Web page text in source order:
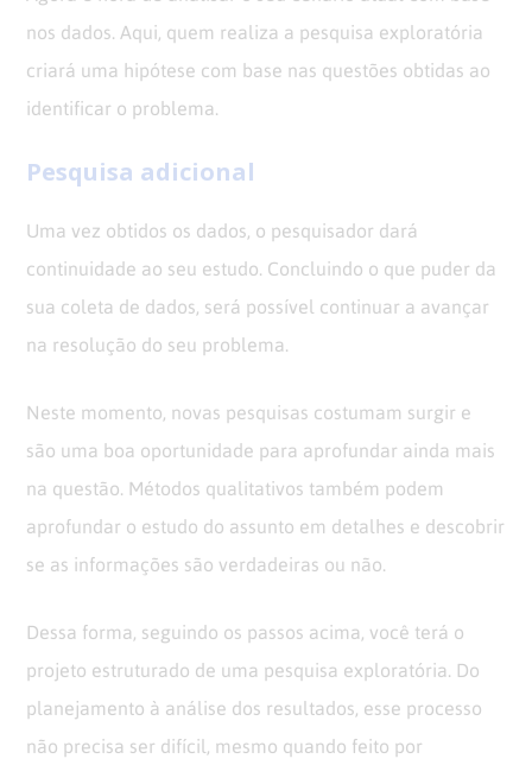
nos dados. Aqui, quem realiza a pesquisa exploratória
criará uma hipótese com base nas questões obtidas ao
identificar o problema.
Pesquisa adicional
Uma vez obtidos os dados, o pesquisador dará
continuidade ao seu estudo. Concluindo o que puder da
sua coleta de dados, será possível continuar a avançar
na resolução do seu problema.
Neste momento, novas pesquisas costumam surgir e
são uma boa oportunidade para aprofundar ainda mais
na questão. Métodos qualitativos também podem
aprofundar o estudo do assunto em detalhes e descobrir
se as informações são verdadeiras ou não.
Dessa forma, seguindo os passos acima, você terá o
projeto estruturado de uma pesquisa exploratória. Do
planejamento à análise dos resultados, esse processo
não precisa ser difícil, mesmo quando feito por